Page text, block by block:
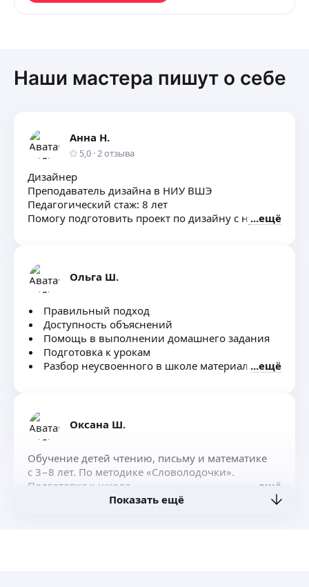
Наши мастера пишут о себе
Анна Н.
5,0 · 2отзыва
Дизайнер
Преподаватель дизайна в НИУ ВШЭ
Педагогический стаж: 8 лет
Помогу подготовить проект по дизайну с нуляещё
Ольга Ш.
Правильный подход
Доступность объяснений
Помощь в выполнении домашнего задания
Подготовка к урокам
Разбор неусвоенного в школе материала ещё
Оксана Ш.
Обучение детей чтению, письму и математике
с 3−8 лет. По методике «Словолодочки».
Подготовка к школе.
ещё
Показать ещё